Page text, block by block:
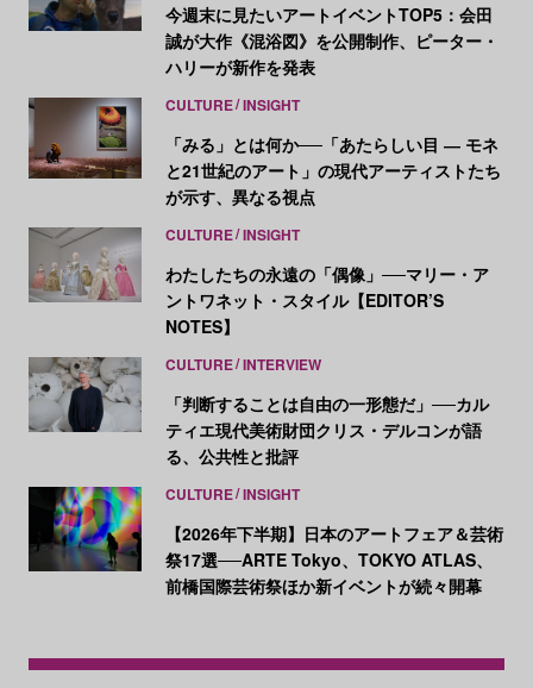
今週末に見たいアートイベントTOP5：会田
誠が大作《混浴図》を公開制作、ピーター・
ハリーが新作を発表
CULTURE INSIGHT
「みる」とは何か──「あたらしい目 ― モネ
と21世紀のアート」の現代アーティストたち
が示す、異なる視点
CULTURE INSIGHT
わたしたちの永遠の「偶像」──マリー・ア
ントワネット・スタイル【EDITOR’S
NOTES】
CULTURE INTERVIEW
「判断することは自由の一形態だ」──カル
ティエ現代美術財団クリス・デルコンが語
る、公共性と批評
CULTURE INSIGHT
【2026年下半期】日本のアートフェア＆芸術
祭17選──ARTE Tokyo、TOKYO ATLAS、
前橋国際芸術祭ほか新イベントが続々開幕